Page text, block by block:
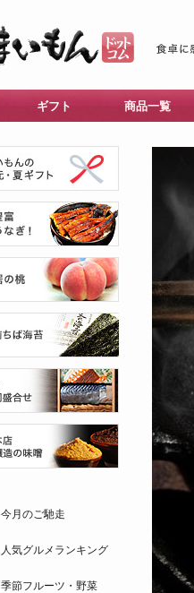
ギフト 商品一覧
今月のご馳走
人気グルメランキング
季節フルーツ・野菜